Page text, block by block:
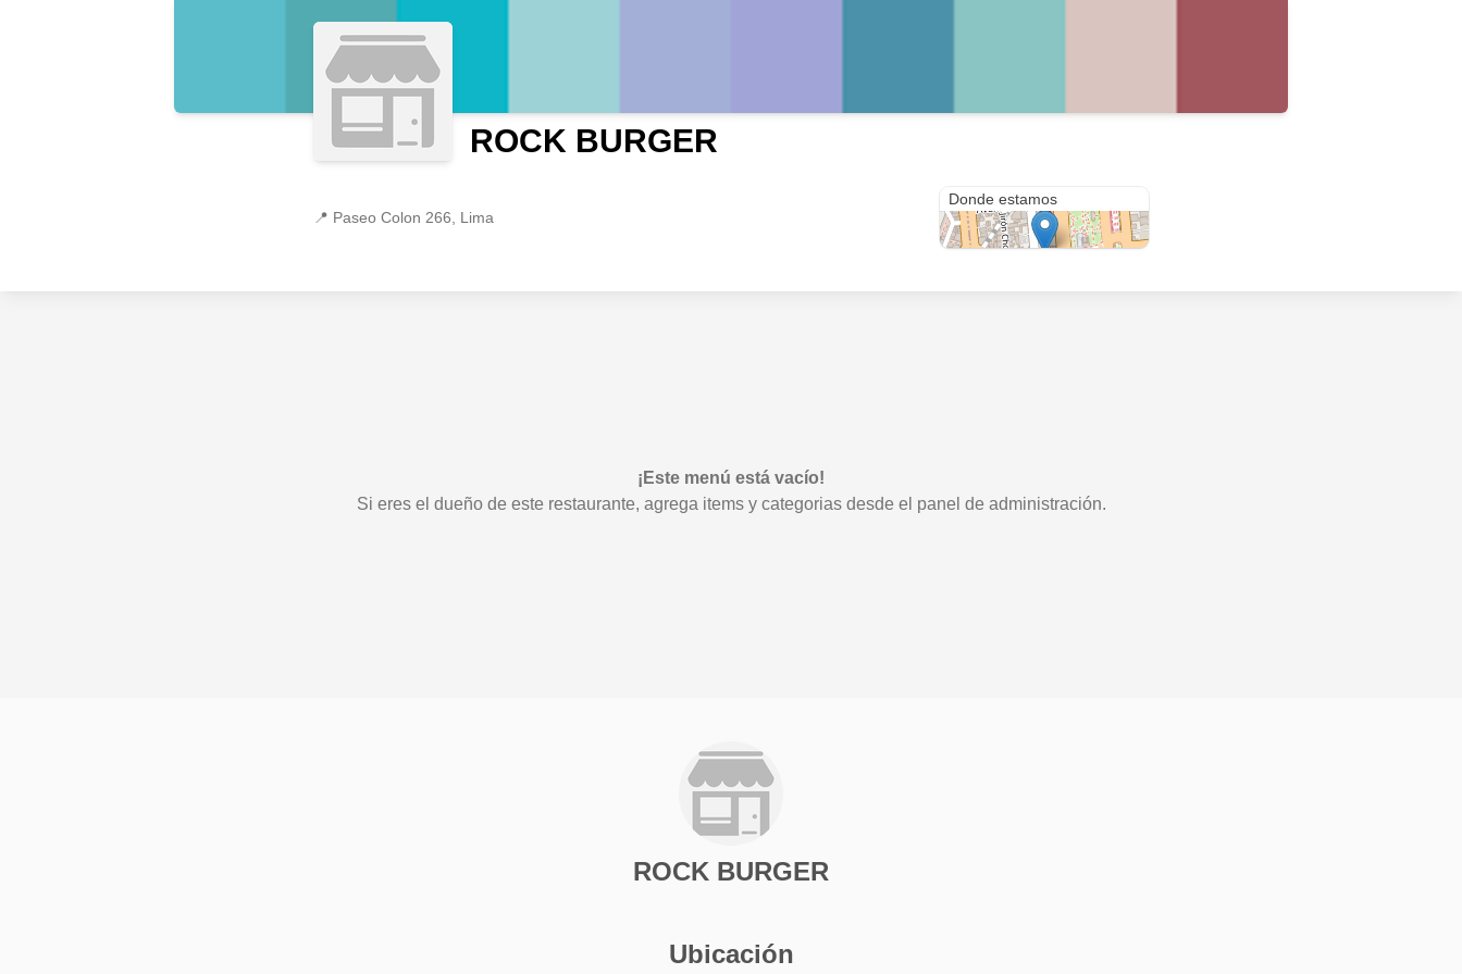
ROCK BURGER
📍 Paseo Colon 266, Lima
Donde estamos
¡Este menú está vacío!
Si eres el dueño de este restaurante, agrega items y categorias desde el panel de administración.
ROCK BURGER
Ubicación